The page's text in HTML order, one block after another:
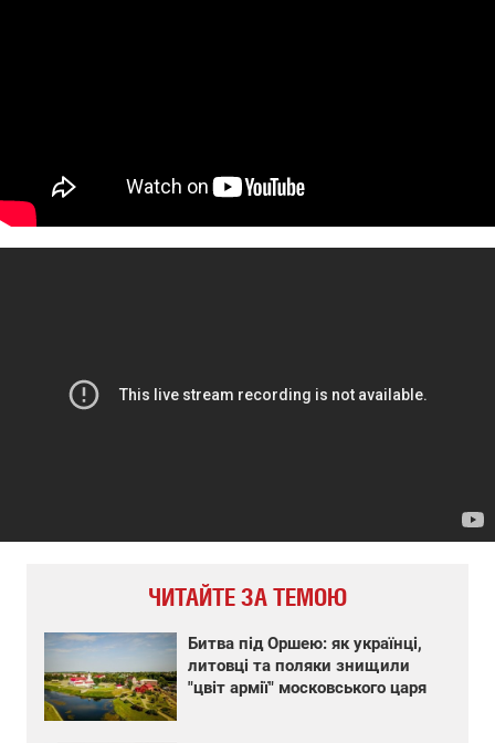
ЧИТАЙТЕ ЗА ТЕМОЮ
Битва під Оршею: як українці,
литовці та поляки знищили
"цвіт армії" московського царя